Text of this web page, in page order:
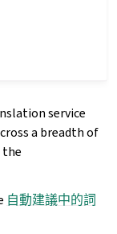
service
a breadth of
the
自動建議中的詞